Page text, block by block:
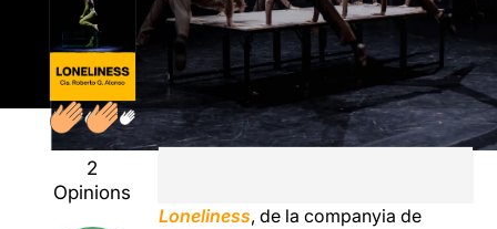
2
Opinions
Loneliness, de la companyia de